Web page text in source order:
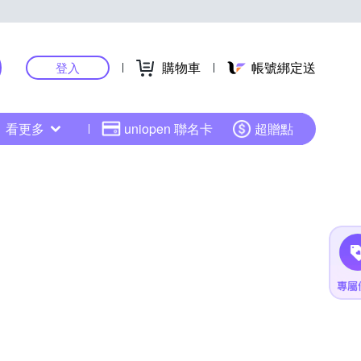
登入 購物車 帳號綁定送
看更多 uniopen 聯名卡 超贈點